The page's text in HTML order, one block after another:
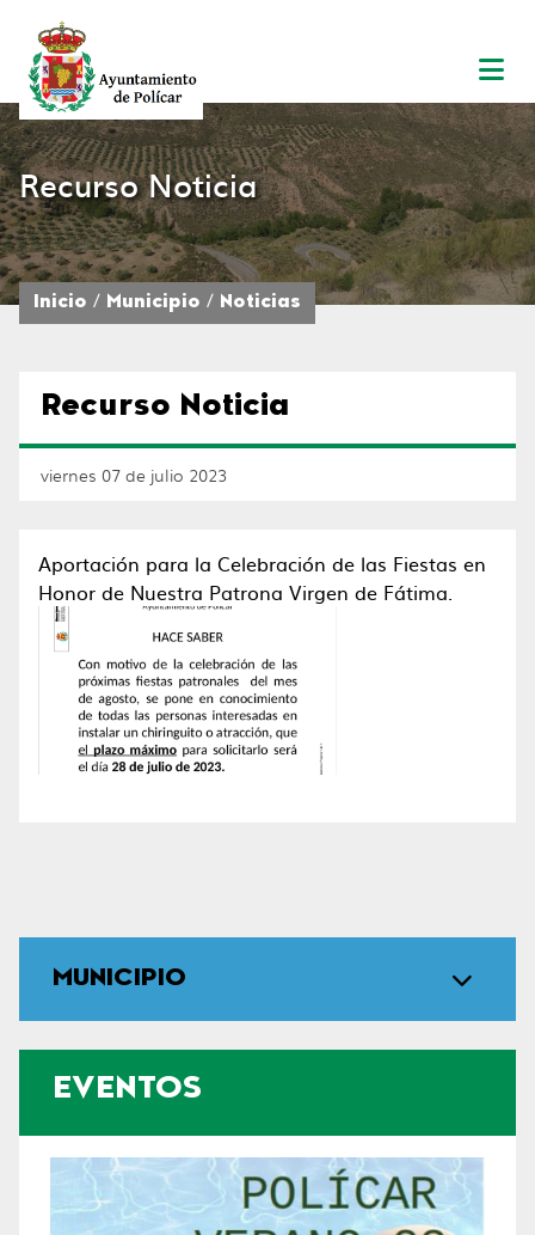
Recurso Noticia
Inicio Municipio Noticias
MUNICIPIO
EVENTOS
Recurso Noticia
viernes 07 de julio 2023
Aportación para la Celebración de las Fiestas en
Honor de Nuestra Patrona Virgen de Fátima.